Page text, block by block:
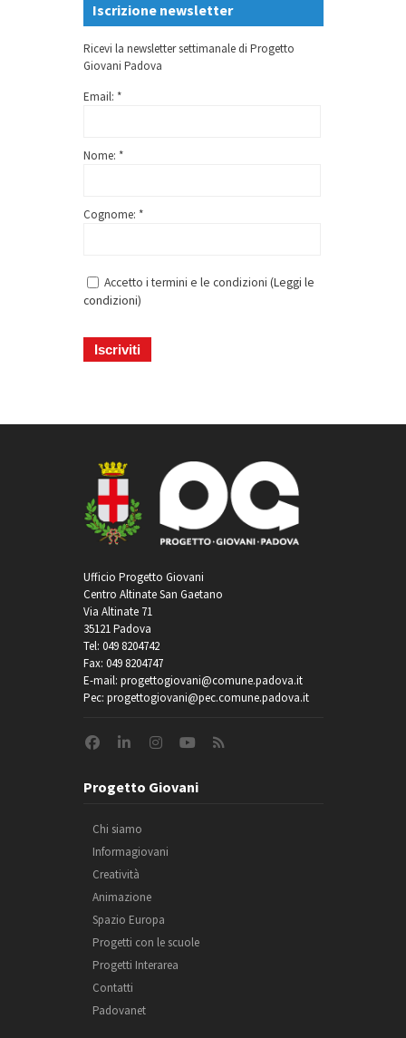
Iscrizione newsletter
Ricevi la newsletter settimanale di Progetto
Giovani Padova
Email: *
Nome: *
Cognome: *
Accetto i termini e le condizioni (Leggi le
condizioni)
Ufficio Progetto Giovani
Centro Altinate San Gaetano
Via Altinate 71
35121 Padova
Tel: 049 8204742
Fax: 049 8204747
E-mail: progettogiovani@comune.padova.it
Pec: progettogiovani@pec.comune.padova.it
Progetto Giovani
Chi siamo
Informagiovani
Creatività
Animazione
Spazio Europa
Progetti con le scuole
Progetti Interarea
Contatti
Padovanet